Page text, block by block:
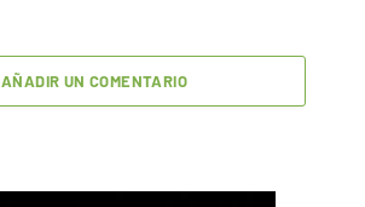
AÑADIR UN COMENTARIO